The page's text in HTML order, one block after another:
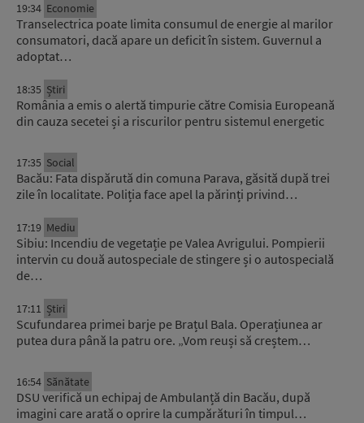
19:34 Economie
Transelectrica poate limita consumul de energie al marilor
consumatori, dacă apare un deficit în sistem. Guvernul a
adoptat…
18:35 Știri
România a emis o alertă timpurie către Comisia Europeană
din cauza secetei și a riscurilor pentru sistemul energetic
17:35 Social
Bacău: Fata dispărută din comuna Parava, găsită după trei
zile în localitate. Poliția face apel la părinți privind…
17:19 Mediu
Sibiu: Incendiu de vegetație pe Valea Avrigului. Pompierii
intervin cu două autospeciale de stingere și o autospecială
de…
17:11 Știri
Scufundarea primei barje pe Brațul Bala. Operațiunea ar
putea dura până la patru ore. „Vom reuși să creștem…
16:54 Sănătate
DSU verifică un echipaj de Ambulanță din Bacău, după
imagini care arată o oprire la cumpărături în timpul…